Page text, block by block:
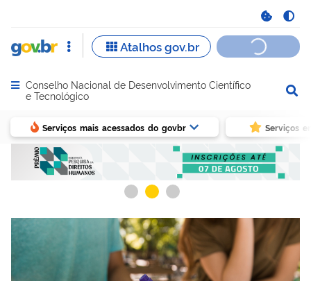
Abrir menu principal de navegação
Conselho Nacional de Desenvolvimento Científico
e Tecnológico
Serviços mais acessados do govbr Serviços